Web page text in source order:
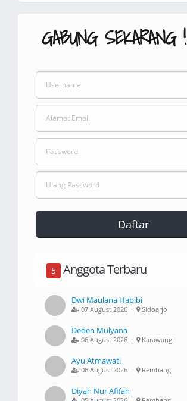
GABUNG SEKARANG !
Daftar
5 Anggota Terbaru
Dwi Maulana Habibi
07 August 2026 · Sidoarjo
Deden Mulyana
06 August 2026 · Karawang
Ayu Atmawati
06 August 2026 · Rembang
Diyah Nur Afifah